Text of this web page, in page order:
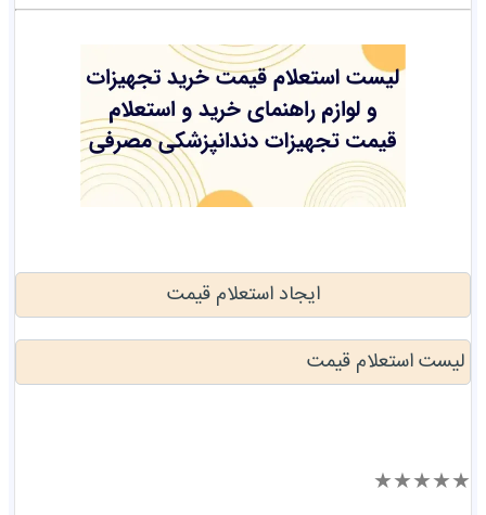
ایجاد استعلام قیمت
لیست استعلام قیمت
★
★
★
★
★